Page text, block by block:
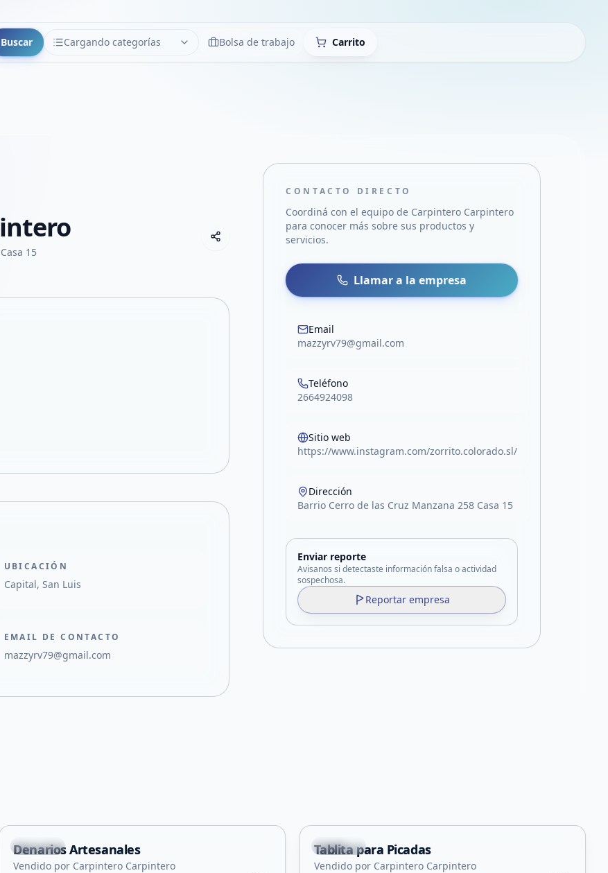
Buscar Cargando categorías
CATEGORÍAS LimpiarBolsa de trabajo Carrito
15
Compartir empresa
Compartir por WhatsApp
Compartir por mail
Compartir en Facebook
UBICACIÓN
Capital, San Luis
EMAIL DE CONTACTO
mazzyrv79@gmail.com
CONTACTO DIRECTO
Coordiná con el equipo de Carpintero Carpintero
para conocer más sobre sus productos y
servicios.
Llamar a la empresa
Email
mazzyrv79@gmail.com
Teléfono
2664924098
Sitio web
https://www.instagram.com/zorrito.colorado.sl/
Dirección
Barrio Cerro de las Cruz Manzana 258 Casa 15
Enviar reporte
Avisanos si detectaste información falsa o actividad
sospechosa.
Reportar empresa
Capital
Denarios Artesanales
Vendido por Carpintero Carpintero
Capital
Tablita para Picadas
Vendido por Carpintero Carpintero